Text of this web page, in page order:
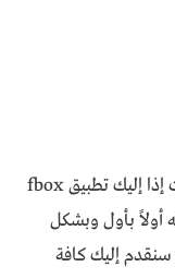
إذا كنت من محبي مشاهدة الأفلام والمسلسلات إذا إليك تطبيق fbox
أولاً بأول وبشكل
سنقدم إليك كافة